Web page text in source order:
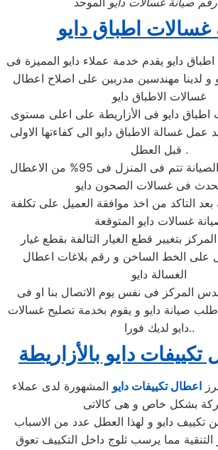
غسالات اطباق دايو
دايو يقدم خدمة عملاء دايو المميزة فى
و لدينا مهندسين مدربين على اصلاح اعطال
غسالات الاطباق دايو
اطباق دايو فى الأزاريطة على اعلى مستوى
عمل غسالة الاطباق دايو الى كفاءتها الاولى
قبل العطل .
اتصل نصلك فورا و الصيانة تتم فى المنزل فى 95% من الاعطال
فى غسالات الصحون دايو
التاكد من اخذ موافقة العميل على تكلفة
غسالات دايو المتوقعة
بتغيير قطع الغيار التالفة بقطع غيار
على الخط الساخن و رقم بلاغات اعطال
الغسالة دايو
المركز فى نفس يوم الاتصال بنا او فى
من طلب صيانة دايو و يقوم بخدمة تصليح غسالات
دايو لديك فورا..
دايو بالأزاريطة
اعطال تكييفات دايو المشهورة لدى عملاء
بشكل خاص و هى كالاتى
تكييف دايو و لهذا العطل عدد من الاسباب
التنقية مما يرسب ثلوج داخل التكييف تعوق